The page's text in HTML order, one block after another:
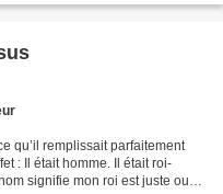
qu’il remplissait parfaitement
: Il était homme. Il était roi-
signifie mon roi est juste ou